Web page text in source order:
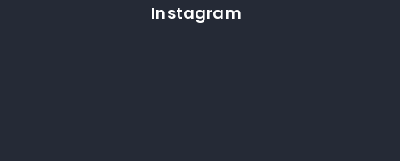
Instagram